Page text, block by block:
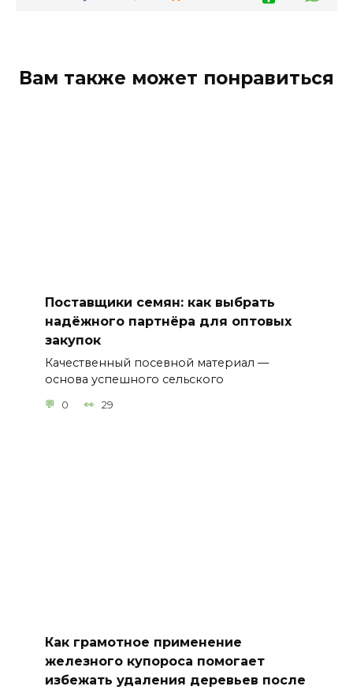
Вам также может понравиться
Поставщики семян: как выбрать
надёжного партнёра для оптовых
закупок
Качественный посевной материал —
основа успешного сельского
0 29
Как грамотное применение
железного купороса помогает
избежать удаления деревьев после